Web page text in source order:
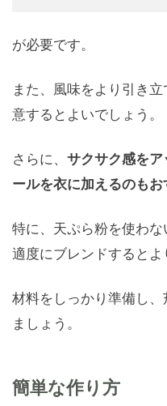
が必要です。
また、風味をより引き立
意するとよいでしょう。
さらに、 サクサク感を
ールを衣に加えるのもお
特に、天ぷら粉を使わ
適度にブレンドするとよ
材料をしっかり準備し
ましょう。
簡単な作り方